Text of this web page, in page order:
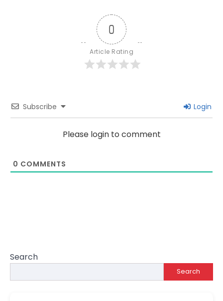
0
Article Rating
Subscribe Login
Please login to comment
0 COMMENTS
Search
Search